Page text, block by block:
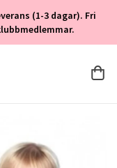
(1-3 dagar). Fri